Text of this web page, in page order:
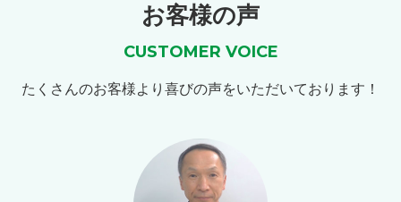
お客様の声
CUSTOMER VOICE
たくさんのお客様より喜びの声をいただいております！